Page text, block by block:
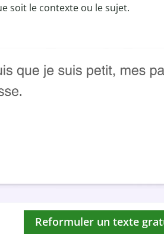
soit le contexte ou le sujet.
Reformuler un texte